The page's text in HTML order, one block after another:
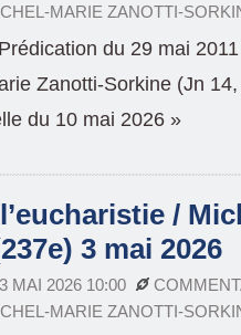
MARIE ZANOTTI-
du 29 mai
Zanotti-Sorkine (Jn
du 10 mai 2026 »
/
3 mai 2026
3 MAI 2026 10:00
MARIE ZANOTTI-